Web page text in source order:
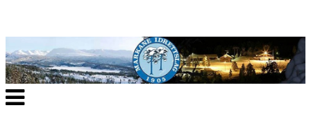
Veksle
navigasjon